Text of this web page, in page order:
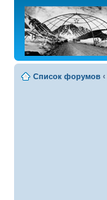
Список форумов ‹